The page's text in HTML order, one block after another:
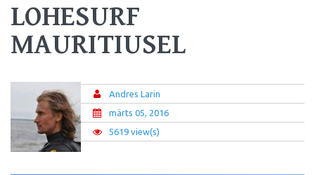
LOHESURF
MAURITIUSEL
Andres Larin
märts 05, 2016
5619 view(s)